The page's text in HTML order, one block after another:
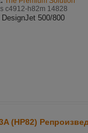
c4912-h82m 14828
DesignJet 500/800
(HP82)